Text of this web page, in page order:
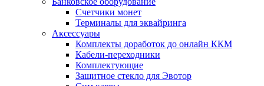
Счетчики монет
Терминалы для эквайринга
Аксессуары
Комплекты доработок до онлайн ККМ
Кабели-переходники
Комплектующие
Защитное стекло для Эвотор